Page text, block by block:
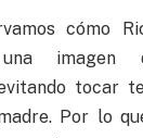
cómo
una
tocar
Por lo